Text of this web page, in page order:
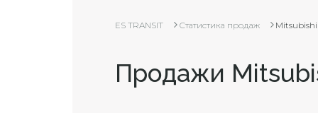
ES TRANSIT Статистика продаж Mitsubishi
Продажи